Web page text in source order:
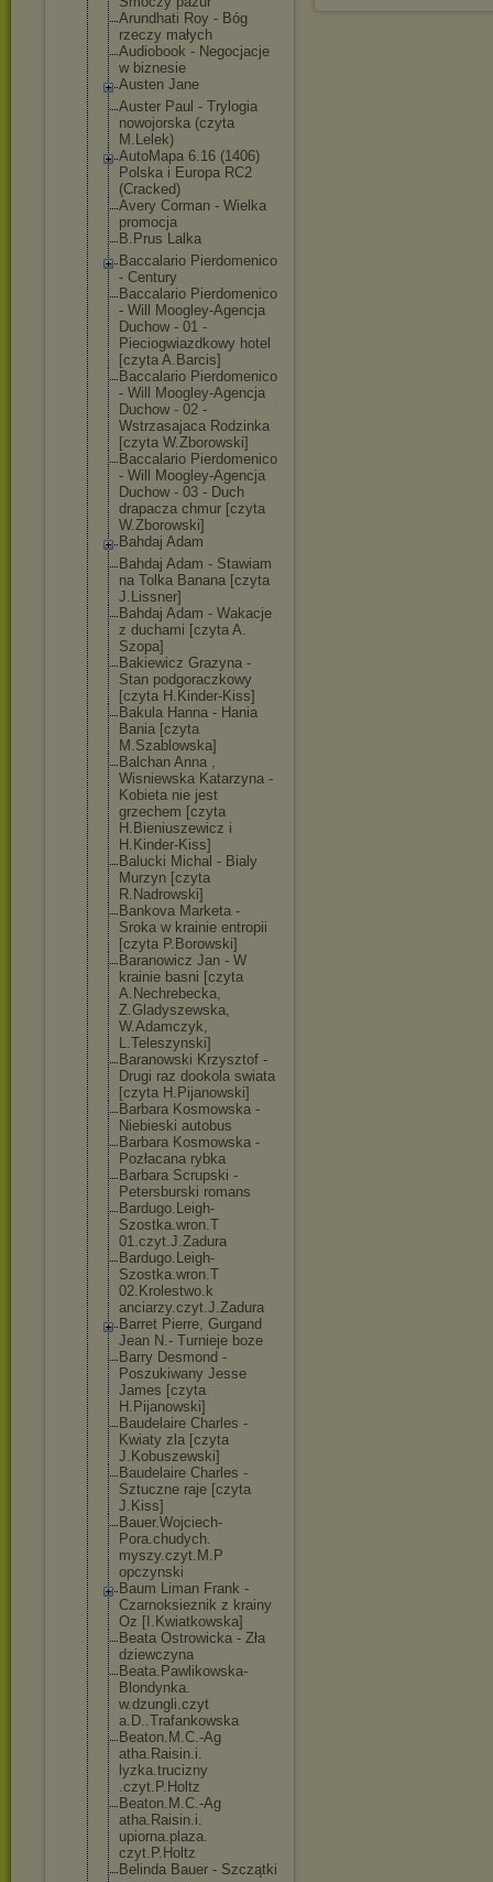
Arundhati Roy - Bóg
rzeczy małych
Audiobook - Negocjacje
w biznesie
Austen Jane
Auster Paul - Trylogia
nowojorska (czyta
M.Lelek)
AutoMapa 6.16 (1406)
Polska i Europa RC2
(Cracked)
Avery Corman - Wielka
promocja
B.Prus Lalka
Baccalario Pierdomenico
- Century
Baccalario Pierdomenico
- Will Moogley-Agencja
Duchow - 01 -
Pieciogwiazdkowy hotel
[czyta A.Barcis]
Baccalario Pierdomenico
- Will Moogley-Agencja
Duchow - 02 -
Wstrzasajaca Rodzinka
[czyta W.Zborowski]
Baccalario Pierdomenico
- Will Moogley-Agencja
Duchow - 03 - Duch
drapacza chmur [czyta
W.Zborowski]
Bahdaj Adam
Bahdaj Adam - Stawiam
na Tolka Banana [czyta
J.Lissner]
Bahdaj Adam - Wakacje
z duchami [czyta A.
Szopa]
Bakiewicz Grazyna -
Stan podgoraczkowy
[czyta H.Kinder-Kiss]
Bakula Hanna - Hania
Bania [czyta
M.Szablowska]
Balchan Anna ,
Wisniewska Katarzyna -
Kobieta nie jest
grzechem [czyta
H.Bieniuszewicz i
H.Kinder-Kiss]
Balucki Michal - Bialy
Murzyn [czyta
R.Nadrowski]
Bankova Marketa -
Sroka w krainie entropii
[czyta P.Borowski]
Baranowicz Jan - W
krainie basni [czyta
A.Nechrebecka,
Z.Gladyszewska,
W.Adamczyk,
L.Teleszynski]
Baranowski Krzysztof -
Drugi raz dookola swiata
[czyta H.Pijanowski]
Barbara Kosmowska -
Niebieski autobus
Barbara Kosmowska -
Pozłacana rybka
Barbara Scrupski -
Petersburski romans
Bardugo.Leigh-
Szostka.wron.T
01.czyt.J.Zadura
Bardugo.Leigh-
Szostka.wron.T
02.Krolestwo.k
anciarzy.czyt.J.Zadura
Barret Pierre, Gurgand
Jean N.- Turnieje boze
Barry Desmond -
Poszukiwany Jesse
James [czyta
H.Pijanowski]
Baudelaire Charles -
Kwiaty zla [czyta
J.Kobuszewski]
Baudelaire Charles -
Sztuczne raje [czyta
J.Kiss]
Bauer.Wojciech-
Pora.chudych.
myszy.czyt.M.P
opczynski
Baum Liman Frank -
Czarnoksieznik z krainy
Oz [I.Kwiatkowska]
Beata Ostrowicka - Zła
dziewczyna
Beata.Pawlikowska-
Blondynka.
w.dzungli.czyt
a.D..Trafankowska
Beaton.M.C.-Ag
atha.Raisin.i.
lyzka.trucizny
.czyt.P.Holtz
Beaton.M.C.-Ag
atha.Raisin.i.
upiorna.plaza.
czyt.P.Holtz
Belinda Bauer - Szczątki